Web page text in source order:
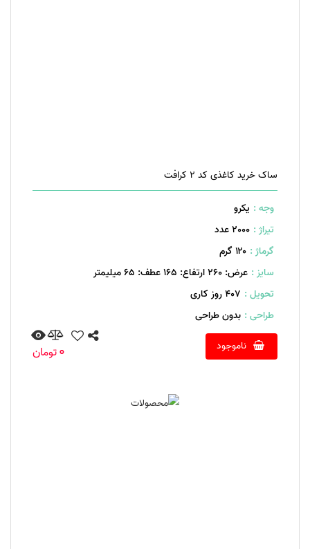
ساک خرید کاغذی کد 2 کرافت
وجه : یکرو
تیراژ : 2000 عدد
گرماژ : ۱۲۰ گرم
سایز : عرض: 260 ارتفاع: 165 عطف: 65 میلیمتر
تحویل : 407 روز کاری
طراحی : بدون طراحی
ناموجود
0تومان